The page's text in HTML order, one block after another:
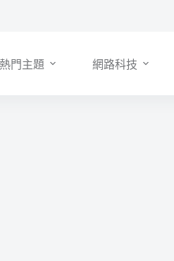
熱門主題 網路科技